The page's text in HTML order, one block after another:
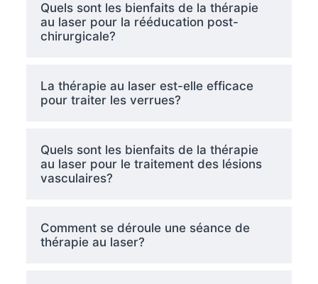
Quels sont les bienfaits de la thérapie
au laser pour la rééducation post-
chirurgicale?
La thérapie au laser est-elle efficace
pour traiter les verrues?
Quels sont les bienfaits de la thérapie
au laser pour le traitement des lésions
vasculaires?
Comment se déroule une séance de
thérapie au laser?